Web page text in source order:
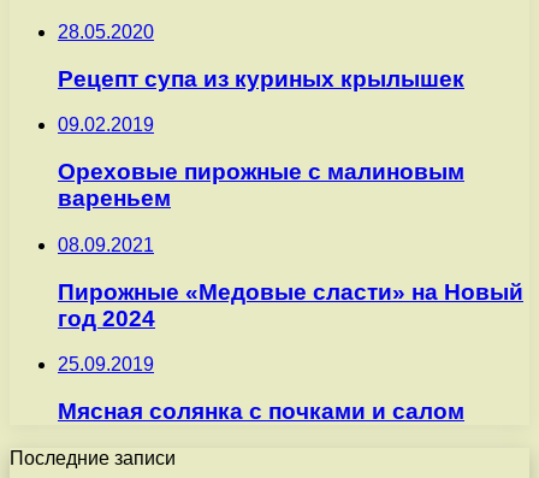
28.05.2020
Рецепт супа из куриных крылышек
09.02.2019
Ореховые пирожные с малиновым
вареньем
08.09.2021
Пирожные «Медовые сласти» на Новый
год 2024
25.09.2019
Мясная солянка с почками и салом
Последние записи